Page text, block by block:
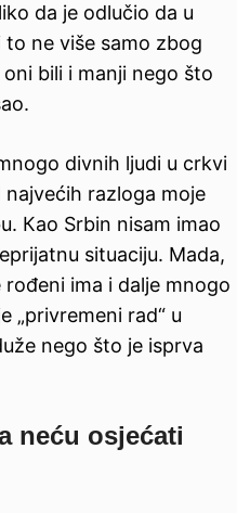
da je odlučio da u
ne više samo zbog
bili i manji nego što
divnih ljudi u crkvi
razloga moje
Кao Srbin nisam imao
situaciju. Mada,
ima i dalje mnogo
„privremeni rad“ u
nego što je isprva
neću osjećati